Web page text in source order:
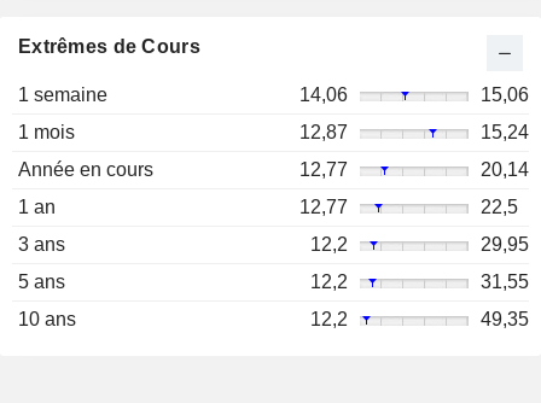
Extrêmes de Cours
1 semaine 14,06
15,06
1 mois
12,87
15,24
Année en cours
12,77
20,14
1 an
12,77
22,5
3 ans
12,2
29,95
5 ans
12,2
31,55
10 ans
12,2 49,35